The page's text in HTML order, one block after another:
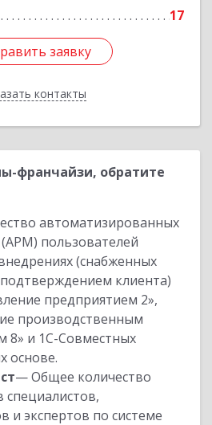
17
заявку
контакты
заявку
Назад
франчайзи, обратите
автоматизированных
пользователей
(снабженных
клиента)
предприятием 2»,
производственным
8» и 1С-Совместных
основе.
— Общее количество
специалистов,
и экспертов по системе